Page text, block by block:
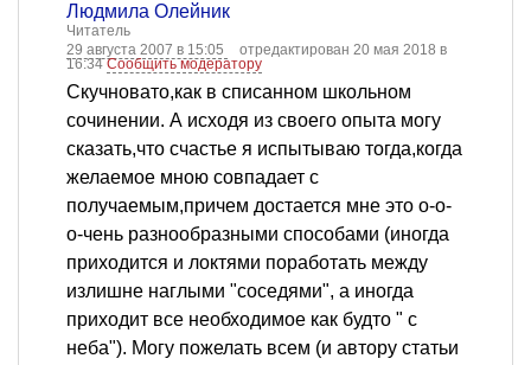
Людмила Олейник
Читатель
29 августа 2007 в 15:05
отредактирован 20 мая 2018 в
16:34Сообщить модератору
Скучновато,как в списанном школьном
сочинении. А исходя из своего опыта могу
сказать,что счастье я испытываю тогда,когда
желаемое мною совпадает с
получаемым,причем достается мне это о-о-
о-чень разнообразными способами (иногда
приходится и локтями поработать между
излишне наглыми "соседями", а иногда
приходит все необходимое как будто " с
неба"). Могу пожелать всем (и автору статьи